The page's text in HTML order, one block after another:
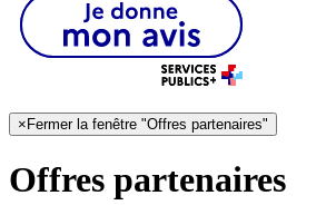
× Fermer la fenêtre "Offres partenaires"
Offres partenaires